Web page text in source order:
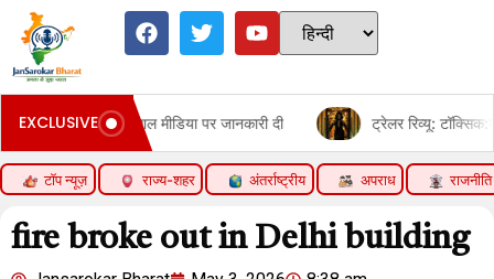
EXCLUSIVE
पर जानकारी दी ट्रेलर रिव्यू: टॉक्सिक:यश का स्वैग और खतरनाक एक्शन
टॉप न्यूज़ राज्य-शहर अंतर्राष्ट्रीय अपराध राजनीति
fire broke out in Delhi building